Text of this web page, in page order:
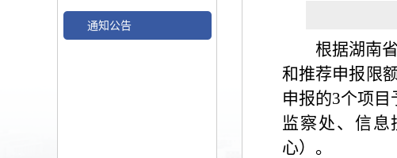
通知公告
根据湖南
和推荐申报限
申报的3个项
监察处、信息
心）。